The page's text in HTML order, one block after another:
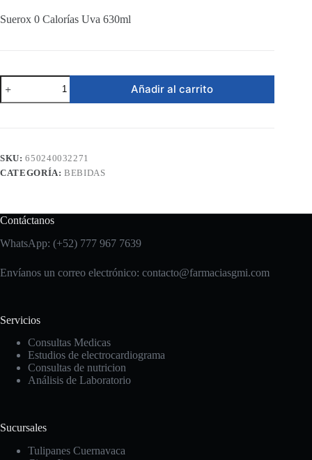
Suerox 0 Calorías Uva 630ml
Suerox
Calorías
Añadir al carrito
SKU:650240032271
CATEGORÍA:BEBIDAS
Contáctanos
WhatsApp: (+52) 777 967 7639
Envíanos un correo electrónico: contacto@farmaciasgmi.com
Servicios
Consultas Medicas
Estudios de electrocardiograma
Consultas de nutricion
Análisis de Laboratorio
Sucursales
Tulipanes Cuernavaca